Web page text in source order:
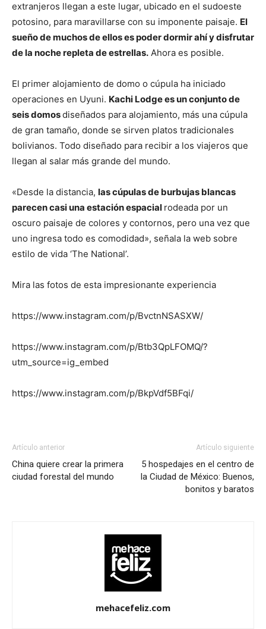
extranjeros llegan a este lugar, ubicado en el sudoeste
potosino, para maravillarse con su imponente paisaje. El
sueño de muchos de ellos es poder dormir ahí y disfrutar
de la noche repleta de estrellas. Ahora es posible.
El primer alojamiento de domo o cúpula ha iniciado
operaciones en Uyuni. Kachi Lodge es un conjunto de
seis domosdiseñados para alojamiento, más una cúpula
de gran tamaño, donde se sirven platos tradicionales
bolivianos. Todo diseñado para recibir a los viajeros que
llegan al salar más grande del mundo.
«Desde la distancia, las cúpulas de burbujas blancas
parecen casi una estación espacial rodeada por un
oscuro paisaje de colores y contornos, pero una vez que
uno ingresa todo es comodidad», señala la web sobre
estilo de vida ‘The National’.
Mira las fotos de esta impresionante experiencia
https://www.instagram.com/p/BvctnNSASXW/
https://www.instagram.com/p/Btb3QpLFOMQ/?
utm_source=ig_embed
https://www.instagram.com/p/BkpVdf5BFqi/
Artículo anterior
China quiere crear la primera
ciudad forestal del mundo
Artículo siguiente
5 hospedajes en el centro de
la Ciudad de México: Buenos,
bonitos y baratos
mehacefeliz.com